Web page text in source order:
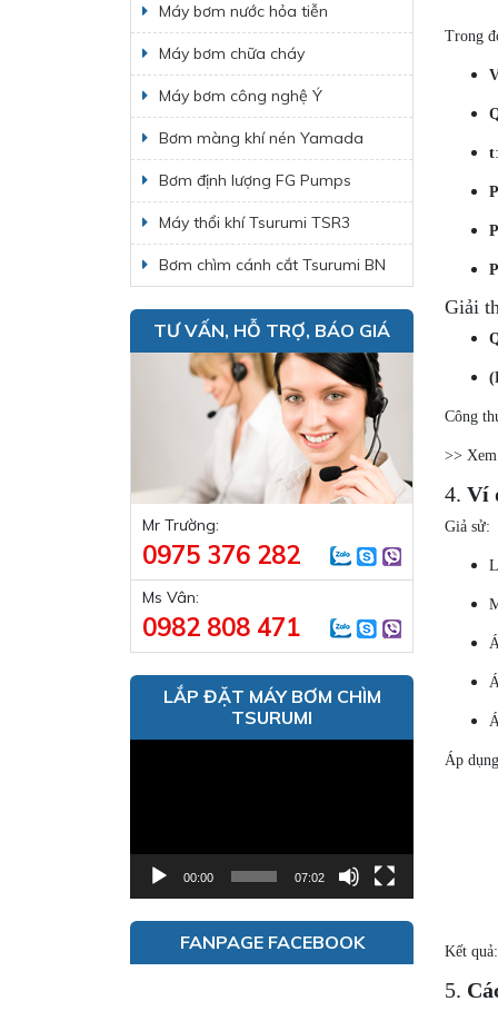
Trong
t
Giải
Công
>>
4.Ví
Giả sử:
Áp
Kết
5.
Máy bơm nước hỏa tiễn
Máy bơm chữa cháy
Máy bơm công nghệ Ý
Bơm màng khí nén Yamada
Bơm định lượng FG Pumps
Máy thổi khí Tsurumi TSR3
Bơm chìm cánh cắt Tsurumi BN
TƯ VẤN, HỖ TRỢ, BÁO GIÁ
Mr Trường:
0975 376 282
Ms Vân:
0982 808 471
LẮP ĐẶT MÁY BƠM CHÌM
TSURUMI
00:00 07:02
FANPAGE FACEBOOK